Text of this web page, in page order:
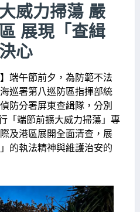
威力掃蕩 嚴
展現「查緝
心
端午節前夕，為防範不法
巡署第八巡防區指揮部統
防分署屏東查緝隊，分別
「端節前擴大威力掃蕩」專
及港區展開全面清查，展
的執法精神與維護治安的